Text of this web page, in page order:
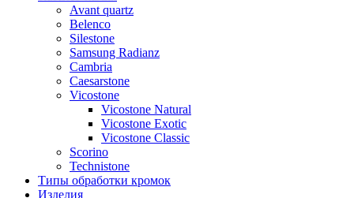
Avant quartz
Belenco
Silestone
Samsung Radianz
Сambria
Сaesarstone
Vicostone
Vicostone Natural
Vicostone Exotic
Vicostone Classic
Scorino
Technistone
Типы обработки кромок
Изделия